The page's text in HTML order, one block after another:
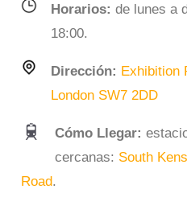
Horarios: de lunes a
18:00.
Dirección: Exhibition
London SW7 2DD
Cómo Llegar:
cercanas: South
Road.